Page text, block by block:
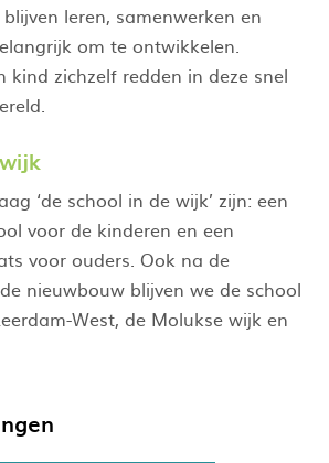
leren, samenwerken en
om te ontwikkelen.
kind zichzelf redden in deze snel
‘de school in de wijk’ zijn: een
voor de kinderen en een
voor ouders. Ook na de
nieuwbouw blijven we de school
West, de Molukse wijk en